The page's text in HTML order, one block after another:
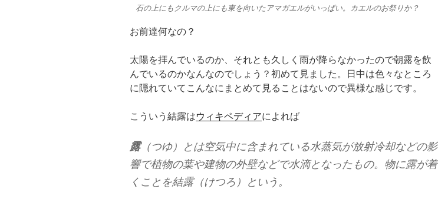
石の上にもクルマの上にも東を向いたアマガエルがいっぱい。カエルのお祭りか？
お前達何なの？
太陽を拝んでいるのか、それとも久しく雨が降らなかったので朝露を飲
んでいるのかなんなのでしょう？初めて見ました。日中は色々なところ
に隠れていてこんなにまとめて見ることはないので異様な感じです。
こういう結露はウィキペディアによれば
露（つゆ）とは空気中に含まれている水蒸気が放射冷却などの影
響で植物の葉や建物の外壁などで水滴となったもの。物に露が着
くことを結露（けつろ）という。